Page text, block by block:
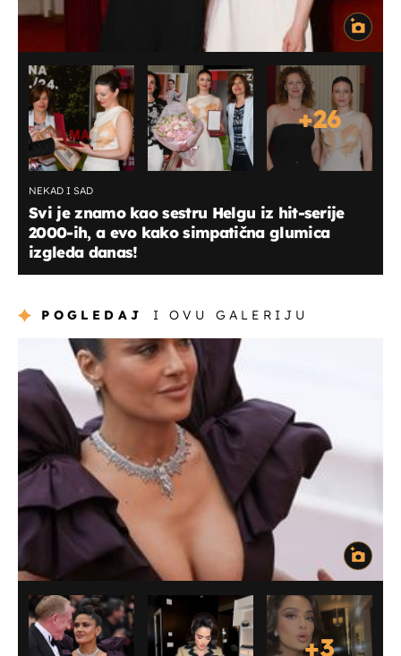
+26
NEKAD I SAD
Svi je znamo kao sestru Helgu iz hit-serije
2000-ih, a evo kako simpatična glumica
izgleda danas!
POGLEDAJ I OVU GALERIJU
+3